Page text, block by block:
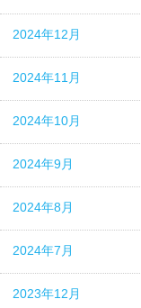
2024年12月
2024年11月
2024年10月
2024年9月
2024年8月
2024年7月
2023年12月